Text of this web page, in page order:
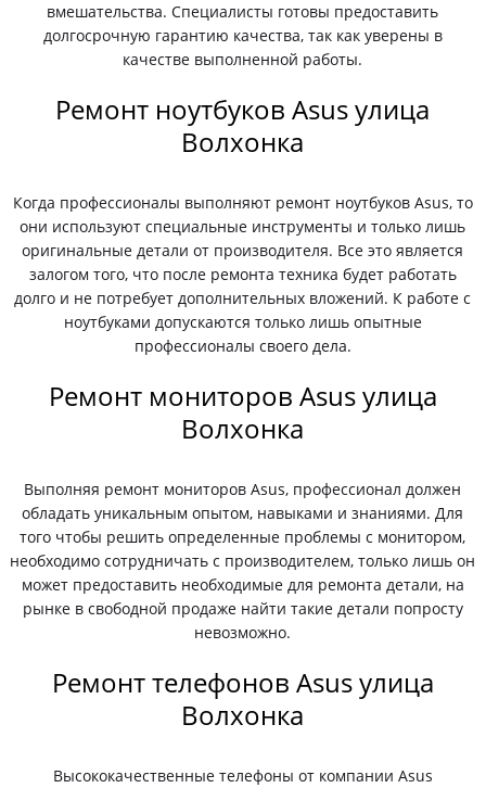
вмешательства. Специалисты готовы предоставить
долгосрочную гарантию качества, так как уверены в
качестве выполненной работы.
Ремонт ноутбуков Asus улица
Волхонка
Когда профессионалы выполняют ремонт ноутбуков Asus, то
они используют специальные инструменты и только лишь
оригинальные детали от производителя. Все это является
залогом того, что после ремонта техника будет работать
долго и не потребует дополнительных вложений. К работе с
ноутбуками допускаются только лишь опытные
профессионалы своего дела.
Ремонт мониторов Asus улица
Волхонка
Выполняя ремонт мониторов Asus, профессионал должен
обладать уникальным опытом, навыками и знаниями. Для
того чтобы решить определенные проблемы с монитором,
необходимо сотрудничать с производителем, только лишь он
может предоставить необходимые для ремонта детали, на
рынке в свободной продаже найти такие детали попросту
невозможно.
Ремонт телефонов Asus улица
Волхонка
Высококачественные телефоны от компании Asus